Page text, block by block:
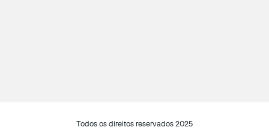
Todos os direitos reservados 2025